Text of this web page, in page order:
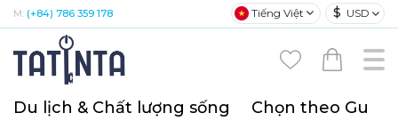
M: (+84) 786 359 178 Tiếng Việt $ USD
Du lịch & Chất lượng sống Chọn theo Gu